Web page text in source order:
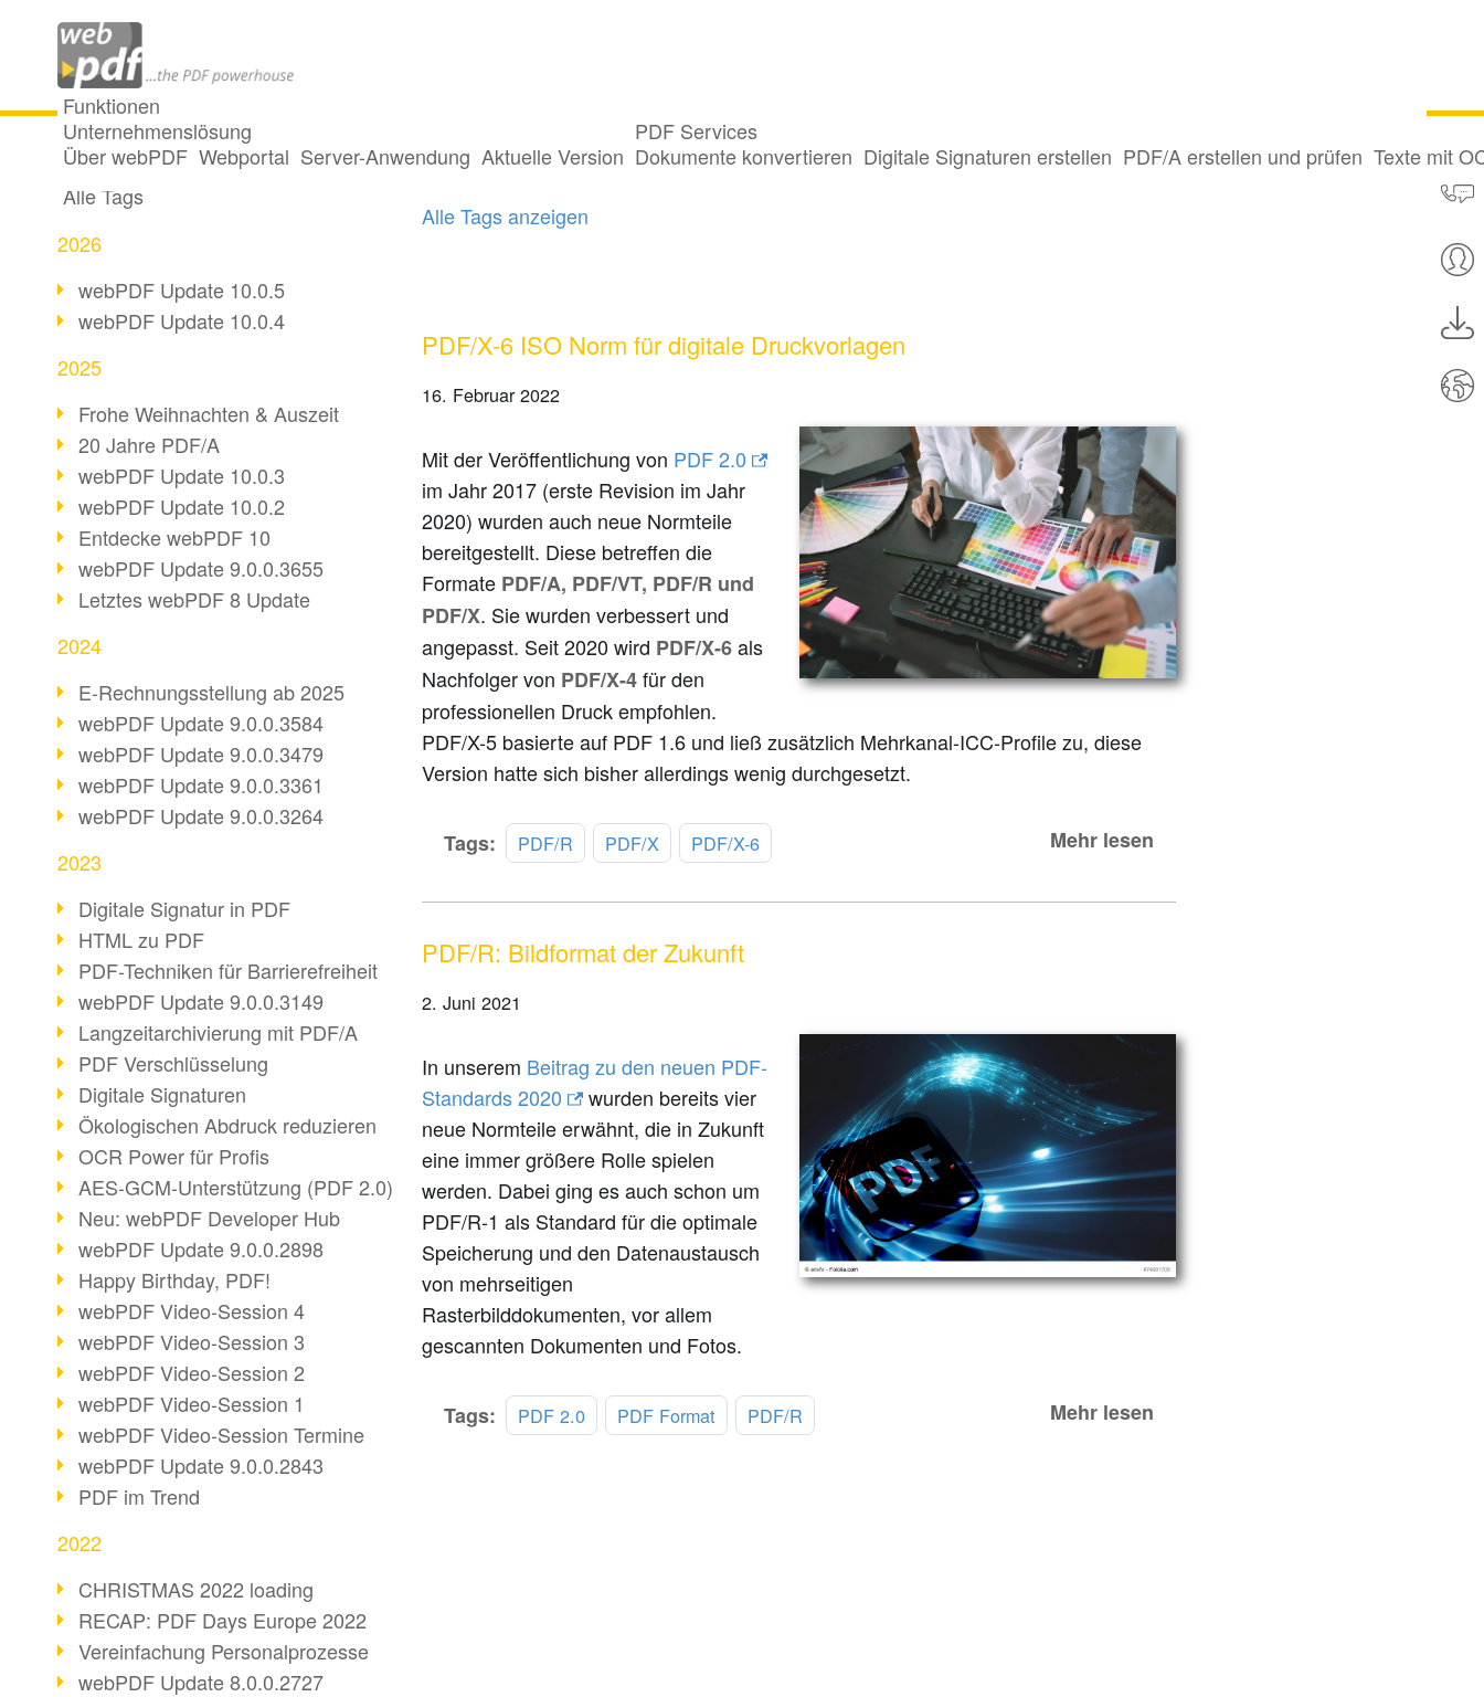
Funktionen
Unternehmenslösung
Über webPDF Webportal Server-Anwendung Aktuelle Version
PDF Services
Dokumente konvertieren Digitale Signaturen erstellen PDF/A erstellen und prüfen Texte mit
Alle Beiträge
Alle Tags
2026
webPDF Update 10.0.5
webPDF Update 10.0.4
2025
Frohe Weihnachten & Auszeit
20 Jahre PDF/A
webPDF Update 10.0.3
webPDF Update 10.0.2
Entdecke webPDF 10
webPDF Update 9.0.0.3655
Letztes webPDF 8 Update
2024
E-Rechnungsstellung ab 2025
webPDF Update 9.0.0.3584
webPDF Update 9.0.0.3479
webPDF Update 9.0.0.3361
webPDF Update 9.0.0.3264
2023
Digitale Signatur in PDF
HTML zu PDF
PDF-Techniken für Barrierefreiheit
webPDF Update 9.0.0.3149
Langzeitarchivierung mit PDF/A
PDF Verschlüsselung
Digitale Signaturen
Ökologischen Abdruck reduzieren
OCR Power für Profis
AES-GCM-Unterstützung (PDF 2.0)
Neu: webPDF Developer Hub
webPDF Update 9.0.0.2898
Happy Birthday, PDF!
webPDF Video-Session 4
webPDF Video-Session 3
webPDF Video-Session 2
webPDF Video-Session 1
webPDF Video-Session Termine
webPDF Update 9.0.0.2843
PDF im Trend
2022
CHRISTMAS 2022 loading
RECAP: PDF Days Europe 2022
Vereinfachung Personalprozesse
webPDF Update 8.0.0.2727
2 Posts getaggt mit "PDF/R"
Alle Tags anzeigen
PDF/X-6 ISO Norm für digitale Druckvorlagen
16. Februar 2022
Mit der Veröffentlichung von PDF 2.0
im Jahr 2017 (erste Revision im Jahr
2020) wurden auch neue Normteile
bereitgestellt. Diese betreffen die
Formate PDF/A, PDF/VT, PDF/R und
PDF/X. Sie wurden verbessert und
angepasst. Seit 2020 wird PDF/X-6als
Nachfolger von PDF/X-4für den
professionellen Druck empfohlen.
PDF/X-5 basierte auf PDF 1.6 und ließ zusätzlich Mehrkanal-ICC-Profile zu, diese
Version hatte sich bisher allerdings wenig durchgesetzt.
Tags: PDF/R PDF/X PDF/X-6 Mehr lesen
PDF/R: Bildformat der Zukunft
2. Juni 2021
In unserem Beitrag zu den neuen PDF-
Standards 2020
wurden bereits vier
neue Normteile erwähnt, die in Zukunft
eine immer größere Rolle spielen
werden. Dabei ging es auch schon um
PDF/R-1 als Standard für die optimale
Speicherung und den Datenaustausch
von mehrseitigen
Rasterbilddokumenten, vor allem
gescannten Dokumenten und Fotos.
Tags: PDF 2.0 PDF Format PDF/R Mehr lesen